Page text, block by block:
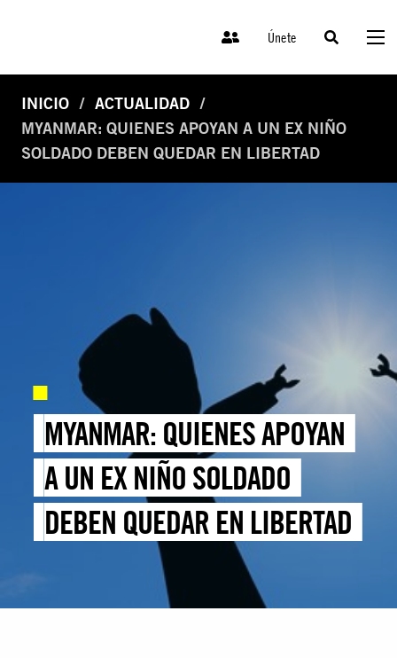
Únete
INICIO
ACTUALIDAD
MYANMAR: QUIENES APOYAN A UN EX NIÑO
SOLDADO DEBEN QUEDAR EN LIBERTAD
MYANMAR: QUIENES APOYAN
A UN EX NIÑO SOLDADO
DEBEN QUEDAR EN LIBERTAD